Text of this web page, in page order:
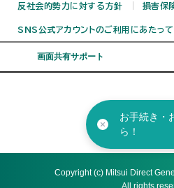
反社会的勢力に対する方針 損害保
SNS公式アカウントのご利用にあたって
Copyright (c) Mitsui Direct
All rights
お手続き・
ら！